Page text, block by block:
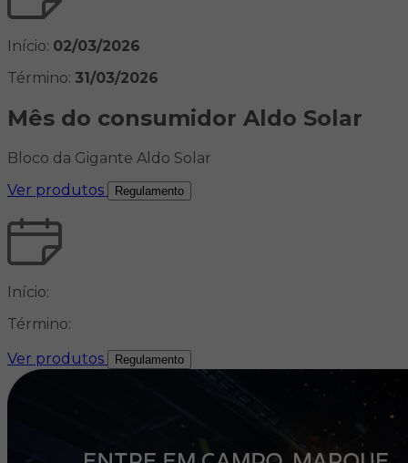
Início: 02/03/2026
Término: 31/03/2026
Mês do consumidor Aldo Solar
Bloco da Gigante Aldo Solar
Ver produtos
Regulamento
Início:
Término:
Ver produtos Regulamento